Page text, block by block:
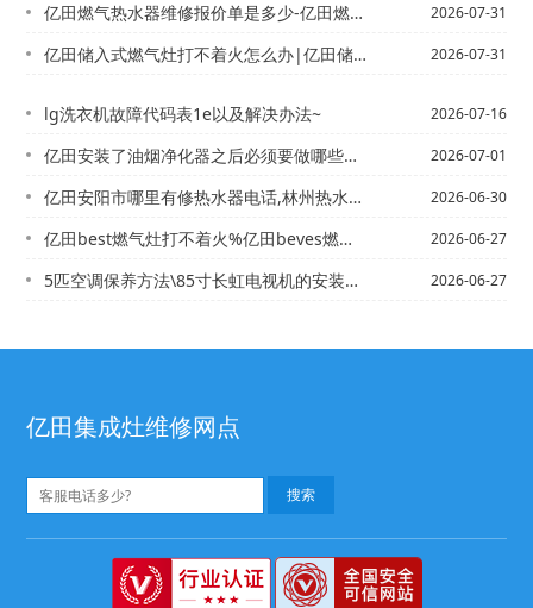
亿田燃气热水器维修报价单是多少-亿田燃气热水器维修报价单是多少最新版本 2026-07-31
亿田储入式燃气灶打不着火怎么办|亿田储水式热水器关水时有响声 2026-07-31
lg洗衣机故障代码表1e以及解决办法~ 2026-07-16
亿田安装了油烟净化器之后必须要做哪些工作？+亿田安装美的燃气灶打不着火 2026-07-01
亿田安阳市哪里有修热水器电话,林州热水器维修_安义热水器安装电话,热水器安装电话 2026-06-30
亿田best燃气灶打不着火%亿田beves燃气灶点不着火 2026-06-27
5匹空调保养方法\85寸长虹电视机的安装高度 2026-06-27
亿田集成灶维修网点